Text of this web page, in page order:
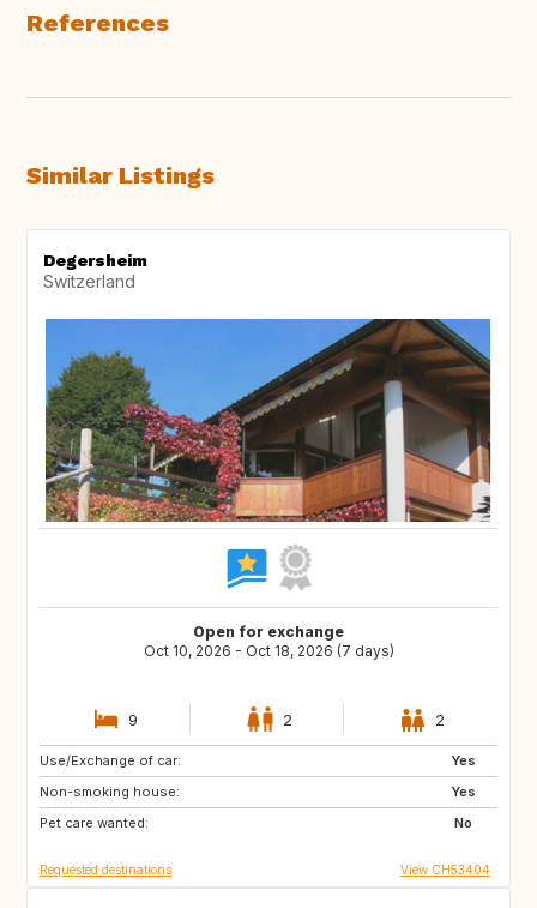
References
Similar Listings
Degersheim
Switzerland
Open for exchange
Oct 10, 2026 - Oct 18, 2026 (7 days)
9 2 2
Use/Exchange of car:
Yes
Non-smoking house:
Yes
Pet care wanted:
No
SE
NO
BE
Requested destinations View CH53404